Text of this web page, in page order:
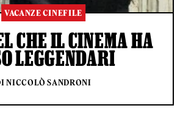
VACANZE CINEFILE
CHE IL CINEMA HA
LEGGENDARI
NICCOLÒ SANDRONI